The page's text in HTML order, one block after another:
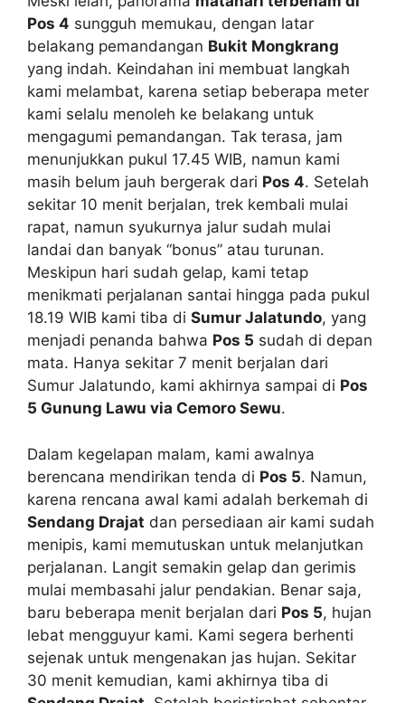
Pos 4 sungguh memukau, dengan latar
belakang pemandangan Bukit Mongkrang
yang indah. Keindahan ini membuat langkah
kami melambat, karena setiap beberapa meter
kami selalu menoleh ke belakang untuk
mengagumi pemandangan. Tak terasa, jam
menunjukkan pukul 17.45 WIB, namun kami
masih belum jauh bergerak dari Pos 4. Setelah
sekitar 10 menit berjalan, trek kembali mulai
rapat, namun syukurnya jalur sudah mulai
landai dan banyak “bonus” atau turunan.
Meskipun hari sudah gelap, kami tetap
menikmati perjalanan santai hingga pada pukul
18.19 WIB kami tiba di Sumur Jalatundo, yang
menjadi penanda bahwa Pos 5 sudah di depan
mata. Hanya sekitar 7 menit berjalan dari
Sumur Jalatundo, kami akhirnya sampai di Pos
5 Gunung Lawu via Cemoro Sewu.
Dalam kegelapan malam, kami awalnya
berencana mendirikan tenda di Pos 5. Namun,
karena rencana awal kami adalah berkemah di
Sendang Drajat dan persediaan air kami sudah
menipis, kami memutuskan untuk melanjutkan
perjalanan. Langit semakin gelap dan gerimis
mulai membasahi jalur pendakian. Benar saja,
baru beberapa menit berjalan dari Pos 5, hujan
lebat mengguyur kami. Kami segera berhenti
sejenak untuk mengenakan jas hujan. Sekitar
30 menit kemudian, kami akhirnya tiba di